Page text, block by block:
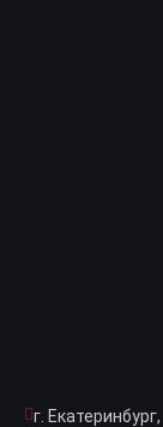
г. Екатеринбург,